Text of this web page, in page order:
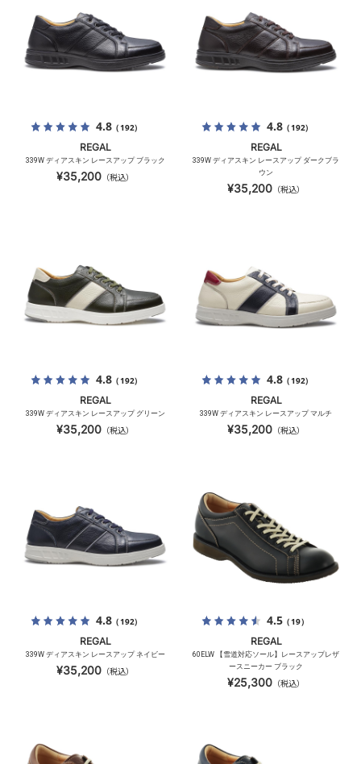
4.8（192）
REGAL
339W ディアスキン レースアップ ブラック
¥35,200 （税込）
4.8（192）
REGAL
339W ディアスキン レースアップ ダークブラ
ウン
¥35,200 （税込）
4.8（192）
REGAL
339W ディアスキン レースアップ グリーン
¥35,200 （税込）
4.8（192）
REGAL
339W ディアスキン レースアップ マルチ
¥35,200 （税込）
4.8（192）
REGAL
339W ディアスキン レースアップ ネイビー
¥35,200 （税込）
4.5（19）
REGAL
60ELW 【雪道対応ソール】レースアップレザ
ースニーカー ブラック
¥25,300 （税込）